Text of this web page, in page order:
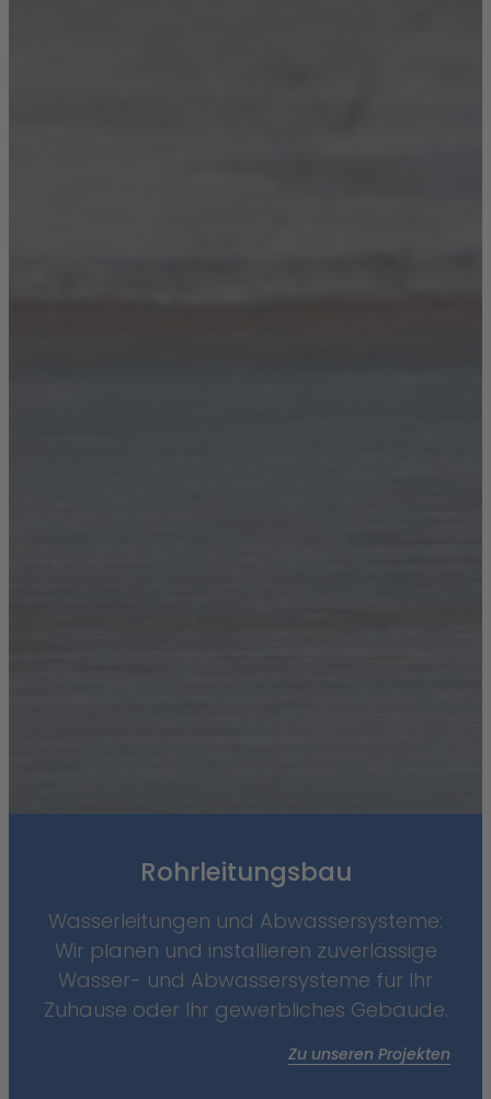
Rohrleitungsbau
Wasserleitungen und Abwassersysteme:
Wir planen und installieren zuverlässige
Wasser- und Abwassersysteme für Ihr
Zuhause oder Ihr gewerbliches Gebäude.
Zu unseren Projekten